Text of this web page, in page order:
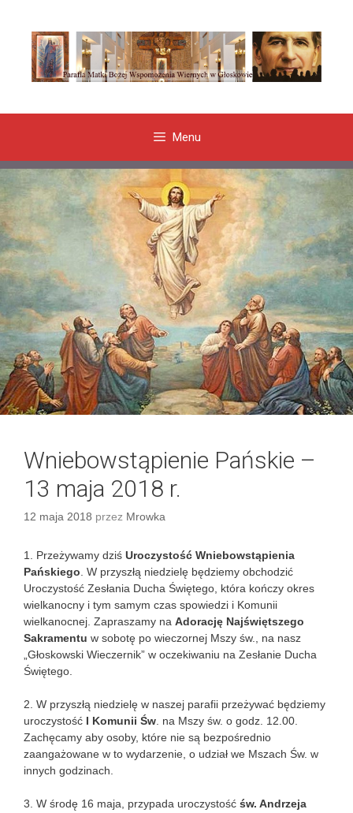
Menu
Wniebowstąpienie Pańskie –
13 maja 2018 r.
12 maja 2018 przez Mrowka
1. Przeżywamy dziś Uroczystość Wniebowstąpienia
Pańskiego. W przyszłą niedzielę będziemy obchodzić
Uroczystość Zesłania Ducha Świętego, która kończy okres
wielkanocny i tym samym czas spowiedzi i Komunii
wielkanocnej. Zapraszamy na Adorację Najświętszego
Sakramentu w sobotę po wieczornej Mszy św., na nasz
„Głoskowski Wieczernik” w oczekiwaniu na Zesłanie Ducha
Świętego.
2. W przyszłą niedzielę w naszej parafii przeżywać będziemy
uroczystość I Komunii Św. na Mszy św. o godz. 12.00.
Zachęcamy aby osoby, które nie są bezpośrednio
zaangażowane w to wydarzenie, o udział we Mszach Św. w
innych godzinach.
3. W środę 16 maja, przypada uroczystość św. Andrzeja